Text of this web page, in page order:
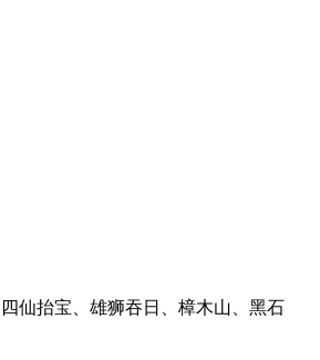
仙抬宝、雄狮吞日、樟木山、黑石